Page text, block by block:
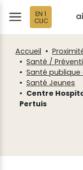
EN 1
CLIC
Accueil
Santé /
Santé
Santé Jeunes
Centre
Pertuis
Fenêtre
de
chat
Panneau de gestion